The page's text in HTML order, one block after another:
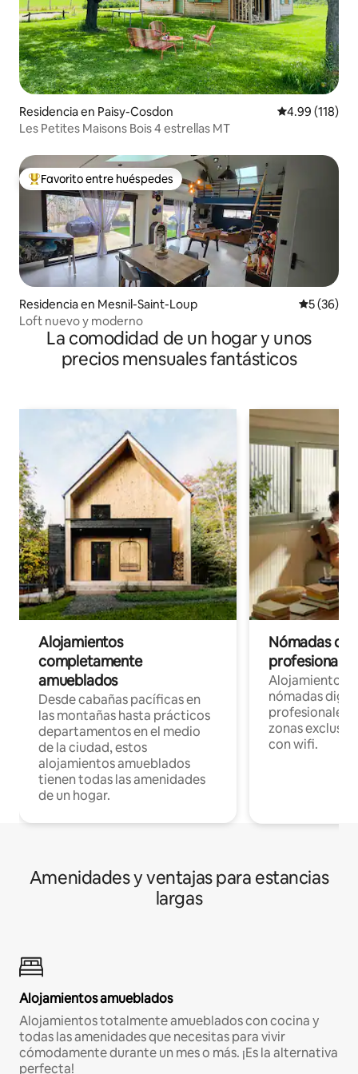
Residencia en Paisy-Cosdon Calificación
4.99 (118)
Les Petites Maisons Bois 4 estrellas MT
De los mejores en Favorito entre huéspedes
Favorito entre huéspedes
Residencia en Mesnil-Saint-Loup
5 (36)
Loft nuevo y moderno
La comodidad de un hogar y unos
precios mensuales fantásticos
Alojamientos
completamente
amueblados
Desde cabañas pacíficas en
las montañas hasta prácticos
departamentos en el medio
de la ciudad, estos
alojamientos amueblados
tienen todas las amenidades
de un hogar.
Nómadas
Alojamientos
nómadas
profesionales
zonas
con wifi.
Amenidades y ventajas para estancias
largas
Alojamientos amueblados
Alojamientos totalmente amueblados con cocina y
todas las amenidades que necesitas para vivir
cómodamente durante un mes o más. ¡Es la alternativa
perfecta!